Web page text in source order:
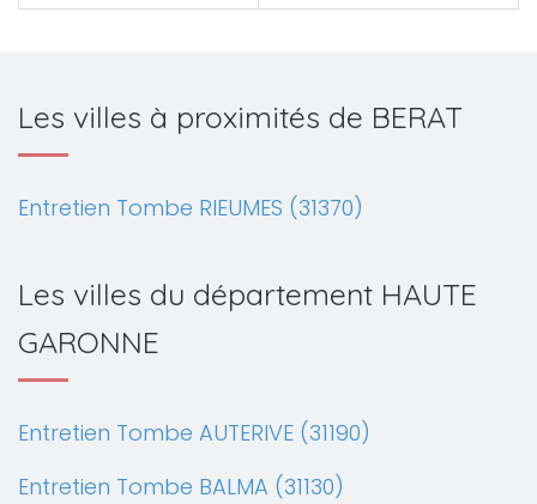
Les villes à proximités de BERAT
Entretien Tombe RIEUMES (31370)
Les villes du département HAUTE
GARONNE
Entretien Tombe AUTERIVE (31190)
Entretien Tombe BALMA (31130)